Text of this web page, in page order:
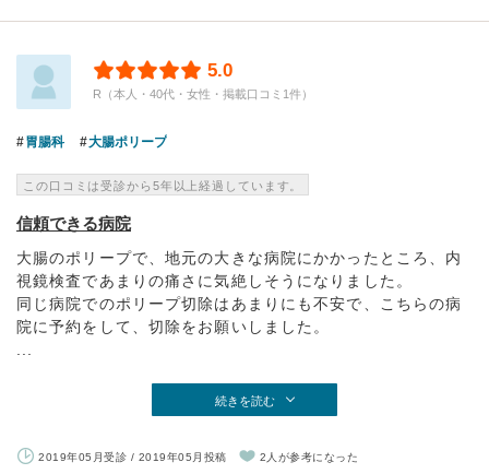
5.0
R（本人・40代・女性・掲載口コミ1件）
胃腸科 大腸ポリープ
この口コミは受診から5年以上経過しています。
信頼できる病院
大腸のポリープで、地元の大きな病院にかかったところ、内
視鏡検査であまりの痛さに気絶しそうになりました。
同じ病院でのポリープ切除はあまりにも不安で、こちらの病
院に予約をして、切除をお願いしました。
続きを読む
2019年05月受診 / 2019年05月投稿 2人が参考になった